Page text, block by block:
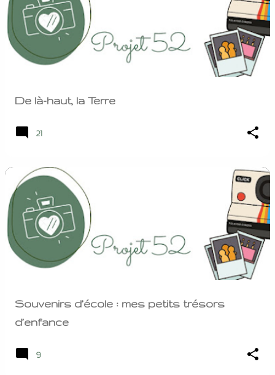
qui essaie de nous nuire et les avocats, il
nous arrive de perdre la tête. De ne plus
savoir quelle route emprunter pour trouver
la sérénité. Mais chaque matin, nous nous
levons. Chaque matin, nous essayons
une force héroïque que l’on brandit, mais
un souffle fragile qu’on protège du vent.
C’est continuer à avancer quand tout
brièvement, alors que le cœur est encore
lourd. La douleur n’a pas de calendrier. Elle
revient, s’installe, se tait, puis recommence.
Mais au fil des jours, quelque chose en
nous change : on apprend à vivre avec. À
reconnaître q...
De là-haut, la Terre
21
Souvenirs d’école : mes petits trésors
d’enfance
9